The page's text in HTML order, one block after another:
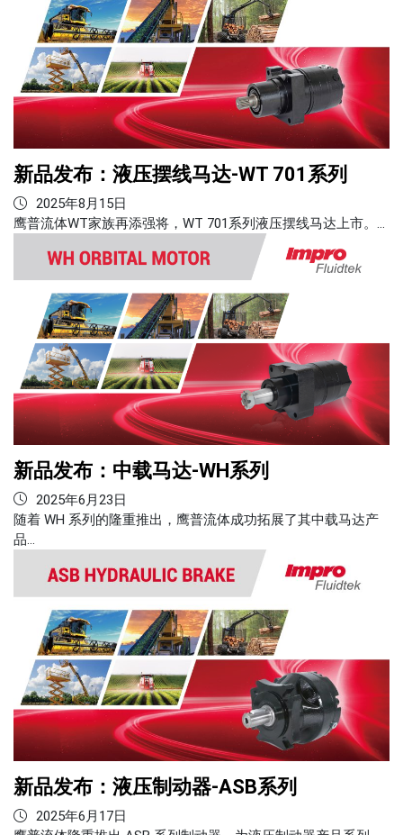
新品发布：液压摆线马达-WT 701系列
2025年8月15日
鹰普流体WT家族再添强将，WT 701系列液压摆线马达上市。…
新品发布：中载马达-WH系列
2025年6月23日
随着 WH 系列的隆重推出，鹰普流体成功拓展了其中载马达产
品…
新品发布：液压制动器-ASB系列
2025年6月17日